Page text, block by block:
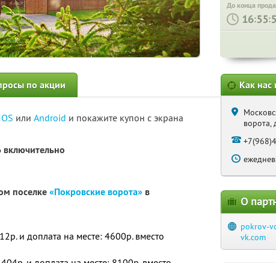
До конца
: :
по акции
или Android и покажите купон с экрана
включительно
поселке«Покровские ворота» в
и доплата на месте: 4600р. вместо
Как нас
ворота,
О
pokrov-
vk.com